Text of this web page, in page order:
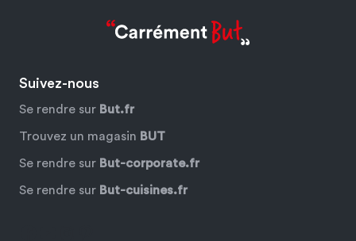
Suivez-nous
Se rendre sur But.fr
Trouvez un magasin BUT
Se rendre sur But-corporate.fr
Se rendre sur But-cuisines.fr